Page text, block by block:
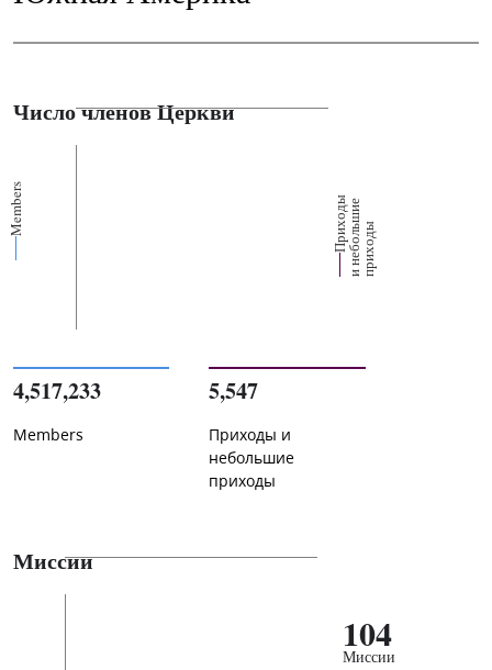
Число членов Церкви
Members П
р
их
о
д
ы
и
н
е
б
о
ль
ш
ие
п
р
и
х
о
ды
4,517,233
Members
5,547
Приходы и
небольшие
приходы
Миссии
104
Миссии